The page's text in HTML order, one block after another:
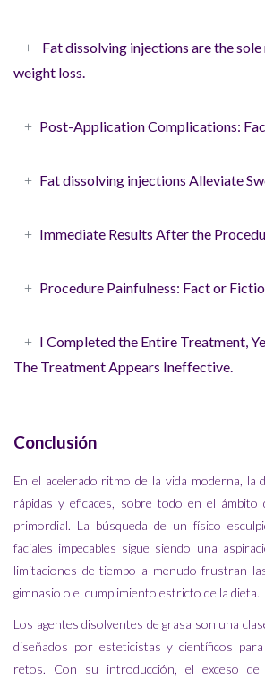
Fat dissolving injections are the
weight loss.
Post-Application Complications:
Fat dissolving injections Alleviate
Immediate Results After the
Procedure Painfulness: Fact or
I Completed the Entire Treatment,
The Treatment Appears Ineffective.
Conclusión
En el acelerado ritmo de la vida moderna, la
rápidas y eficaces, sobre todo en el ámbito
primordial. La búsqueda de un físico
faciales impecables sigue siendo una
limitaciones de tiempo a menudo frustran
gimnasio o el cumplimiento estricto de la dieta.
Los agentes disolventes de grasa son una
diseñados por esteticistas y científicos
retos. Con su introducción, el exceso de